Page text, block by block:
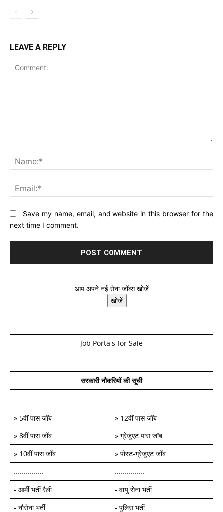
LEAVE A REPLY
Website:Save my name, email, and website in this browser for the
next time I comment.
आप अपने नई सेना जॉब्स खोजें
खोजें
Job Portals for Sale
सरकारी नौकरियों की सूची
» 5वीं पास जॉब » 12वीं पास जॉब
» 8वीं पास जॉब » ग्रेजुएट पास जॉब
» 10वीं पास जॉब » पोस्ट-ग्रेजुएट जॉब
...............
...............
- आर्मी भर्ती रैली - वायु सेना भर्ती
- नौसेना भर्ती - पुलिस भर्ती